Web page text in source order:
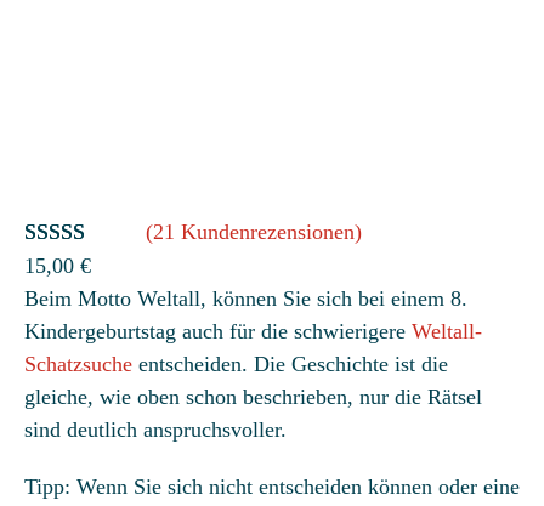
Bewertet
mit4.62
von 5,
basierend
auf
21
Kundenbew
ertungen
(21 Kundenrezensionen)
15,00 €
Beim Motto Weltall, können Sie sich bei einem 8.
Kindergeburtstag auch für die schwierigere Weltall-
Schatzsuche entscheiden. Die Geschichte ist die
gleiche, wie oben schon beschrieben, nur die Rätsel
sind deutlich anspruchsvoller.
Tipp: Wenn Sie sich nicht entscheiden können oder eine